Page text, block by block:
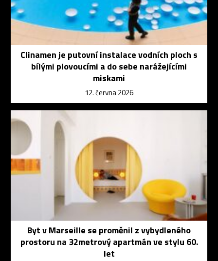
Clinamen je putovní instalace vodních ploch s
bílými plovoucími a do sebe narážejícími
miskami
12. června 2026
Byt v Marseille se proměnil z vybydleného
prostoru na 32metrový apartmán ve stylu 60.
let